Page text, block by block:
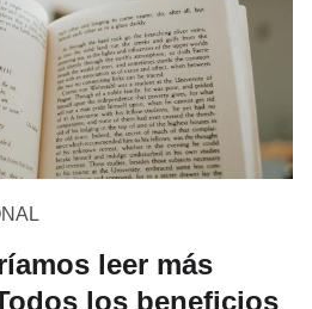
leer más
los beneficios